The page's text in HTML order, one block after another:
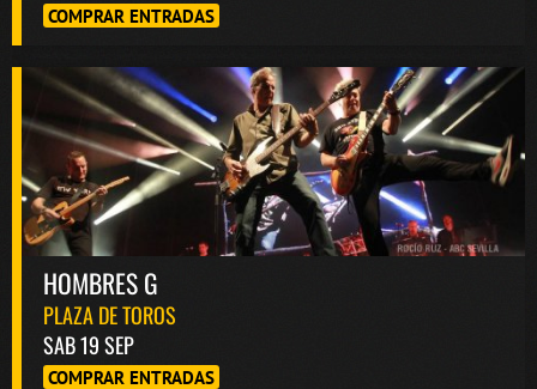
COMPRAR ENTRADAS
HOMBRES G
PLAZA DE TOROS
SAB 19 SEP
COMPRAR ENTRADAS